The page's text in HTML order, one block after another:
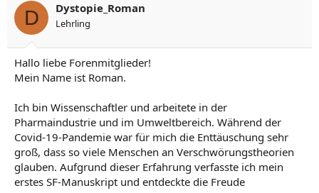
l
r
l
a
m
D Dystopie_Roman
Lehrling
Hallo liebe Forenmitglieder!
Mein Name ist Roman.
Ich bin Wissenschaftler und arbeitete in der
Pharmaindustrie und im Umweltbereich. Während der
Covid-19-Pandemie war für mich die Enttäuschung sehr
groß, dass so viele Menschen an Verschwörungstheorien
glauben. Aufgrund dieser Erfahrung verfasste ich mein
erstes SF-Manuskript und entdeckte die Freude